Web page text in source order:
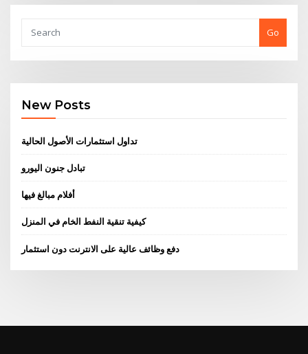
Go
New Posts
تداول استثمارات الأصول الحالية
تبادل جنون اليورو
أفلام مبالغ فيها
كيفية تنقية النفط الخام في المنزل
دفع وظائف عالية على الانترنت دون استثمار